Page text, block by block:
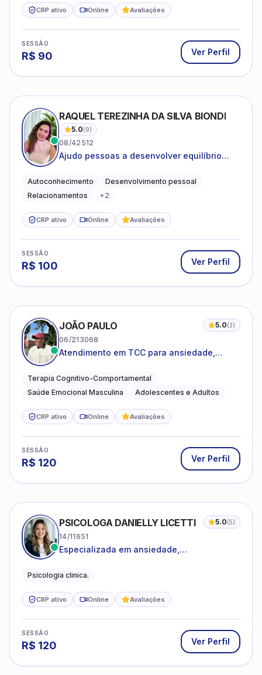
CRP ativo Online Avaliações
SESSÃO
R$ 90 Ver Perfil
RAQUEL TEREZINHA DA SILVA BIONDI
5.0(9)
08/42512
Ajudo pessoas a desenvolver equilíbrio
Autoconhecimento
Desenvolvimento pessoal
Relacionamentos
+2
CRP ativo Online Avaliações
SESSÃO
R$ 100 Ver Perfil
JOÃO PAULO 5.0(3)
06/213068
Atendimento em TCC para ansiedade,
emocional
Terapia Cognitivo-Comportamental
Saúde Emocional Masculina
Adolescentes e Adultos
CRP ativo Online Avaliações
SESSÃO
R$ 120 Ver Perfil
PSICOLOGA DANIELLY LICETTI 5.0(5)
14/11651
Especializada em ansiedade,
Psicologia clinica.
CRP ativo Online Avaliações
SESSÃO
R$ 120 Ver Perfil